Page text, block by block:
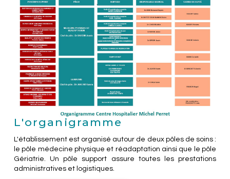
L'organigramme
L'établissement est organisé autour de deux pôles de soins :
le pôle médecine physique et réadaptation ainsi que le pôle
Gériatrie. Un pôle support assure toutes les prestations
administratives et logistiques.